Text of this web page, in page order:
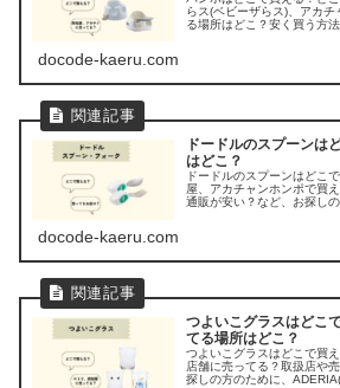
らス(ベビーザらス)、アカ
る場所はどこ？安く買う方
docode-kaeru.com
ドードルのスプーンは
はどこ？
ドードルのスプーンはどこ
屋、アカチャンホンポで買
通販が安い？など、お探し
docode-kaeru.com
つよいこグラスはどこ
てる場所はどこ？
つよいこグラスはどこで買
店舗に売ってる？取扱店や
探しの方のために、